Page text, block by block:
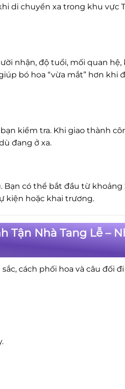
di chuyển xa trong khu vực
nhận, độ tuổi, mối quan hệ,
bó hoa “vừa mắt” hơn khi
kiểm tra. Khi giao thành
đang ở xa.
Bạn có thể bắt đầu từ
kiện hoặc khai trương.
Tận Nhà Tang Lễ –
cách phối hoa và câu đối